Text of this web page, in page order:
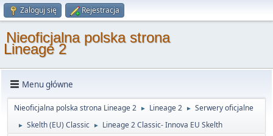
Zaloguj się Rejestracja
Nieoficjalna polska strona
Lineage 2
Menu główne
Nieoficjalna polska strona Lineage 2 ► Lineage 2 ► Serwery oficjalne
► Skelth (EU) Classic ► Lineage 2 Classic- Innova EU Skelth